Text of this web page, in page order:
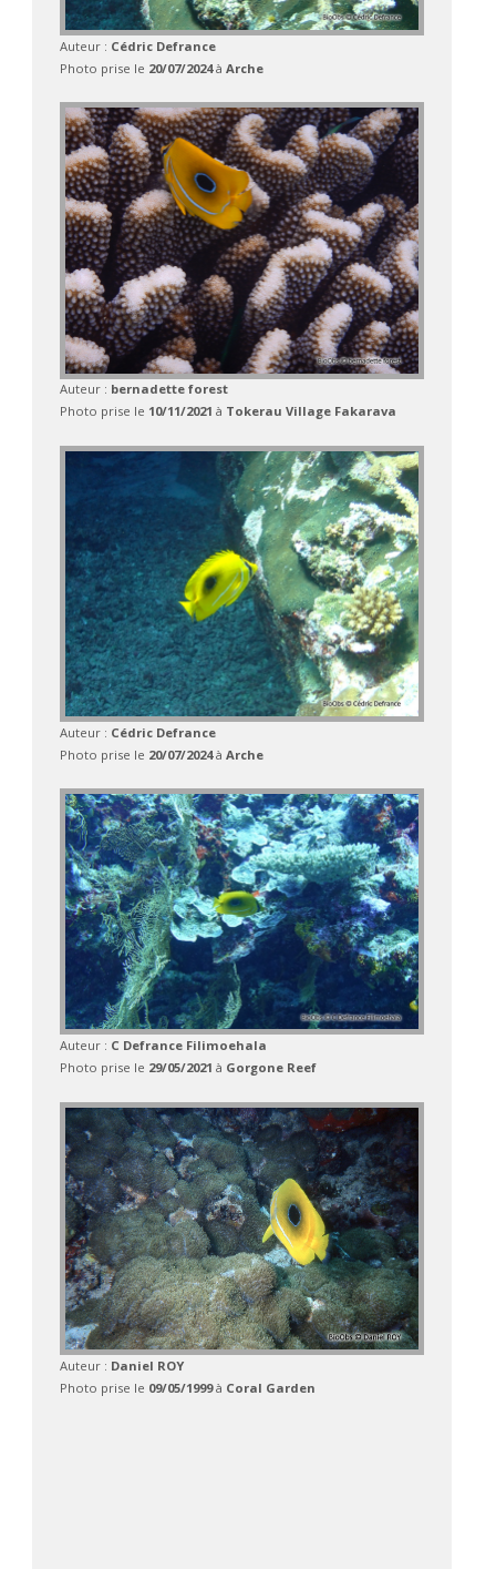
Auteur : Cédric Defrance
Photo prise le 20/07/2024à Arche
Auteur : bernadette forest
Photo prise le 10/11/2021 à Tokerau Village Fakarava
Auteur : Cédric Defrance
Photo prise le 20/07/2024à Arche
Auteur : C Defrance Filimoehala
Photo prise le 29/05/2021 à Gorgone Reef
Auteur : Daniel ROY
Photo prise le 09/05/1999à Coral Garden